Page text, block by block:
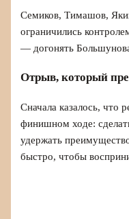
Семиков, Тимашов,
ограничились
— догонять
Отрыв, который
Сначала казалось, что
финишном ходе:
удержать
быстро, чтобы